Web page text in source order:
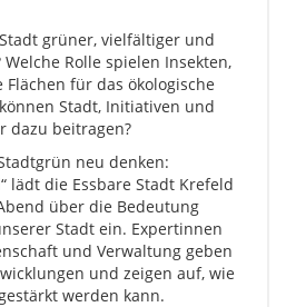
grüner, vielfältiger und
Rolle spielen Insekten,
für das ökologische
Stadt, Initiativen und
dazu beitragen?
neu denken:
lädt die Essbare Stadt Krefeld
über die Bedeutung
Stadt ein. Expertinnen
und Verwaltung geben
und zeigen auf, wie
werden kann.